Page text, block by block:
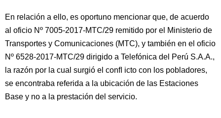
En relación a ello, es oportuno mencionar que, de acuerdo
al oficio Nº 7005-2017-MTC/29 remitido por el Ministerio de
Transportes y Comunicaciones (MTC), y también en el oficio
Nº 6528-2017-MTC/29 dirigido a Telefónica del Perú S.A.A.,
la razón por la cual surgió el conﬂ icto con los pobladores,
se encontraba referida a la ubicación de las Estaciones
Base y no a la prestación del servicio.